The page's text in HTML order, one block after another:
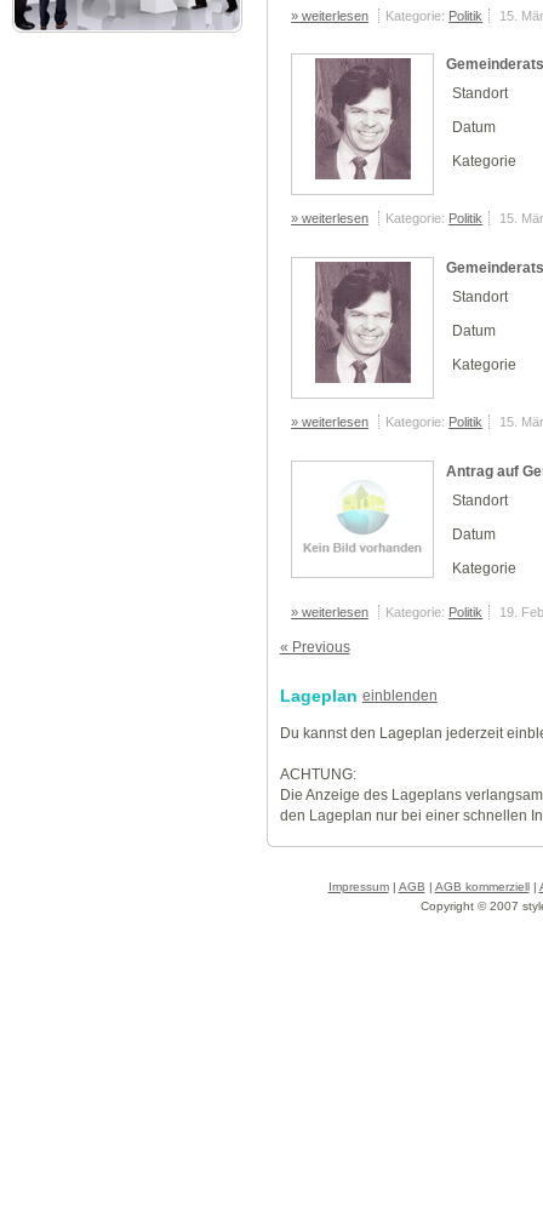
» weiterlesen Kategorie: Politik 15.
Standort
Datum
Kategorie
» weiterlesen Kategorie: Politik 15.
Standort
Datum
Kategorie
» weiterlesen Kategorie: Politik 15.
Antrag auf
Standort
Datum
Kategorie
» weiterlesen Kategorie: Politik 19.
« Previous
Lageplan einblenden
Du kannst den Lageplan jederzeit
ACHTUNG:
Die Anzeige des Lageplans
den Lageplan nur bei einer schnellen
Impressum| AGB | AGB kommerziell|
Copyright © 2007